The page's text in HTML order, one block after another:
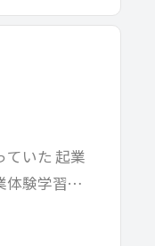
ていた 起業
体験学習